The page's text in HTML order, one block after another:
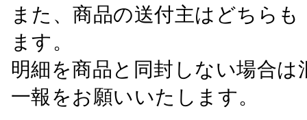
また、商品の送付主はどちら
ます。
明細を商品と同封しない場合
一報をお願いいたします。